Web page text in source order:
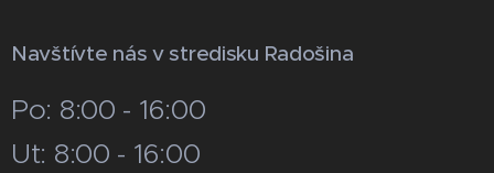
Navštívte nás v stredisku Radošina
Po: 8:00 - 16:00
Ut: 8:00 - 16:00